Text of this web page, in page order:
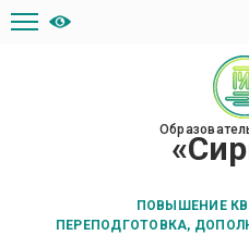
ПОВЫШЕНИЕ
ПЕРЕПОДГОТОВКА,